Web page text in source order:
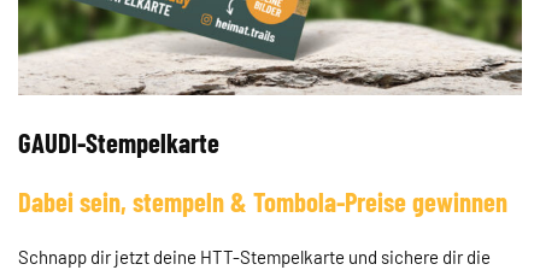
GAUDI-Stempelkarte
Dabei sein, stempeln & Tombola-Preise gewinnen
Schnapp dir jetzt deine HTT-Stempelkarte und sichere dir die